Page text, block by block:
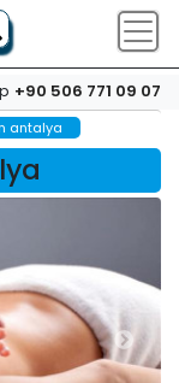
+90 506 771 09 07
antalya